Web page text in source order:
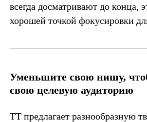
всегда досматривают до конца,
хорошей точкой фокусировки
Уменьшите свою нишу,
свою целевую аудиторию
TT предлагает разнообразную